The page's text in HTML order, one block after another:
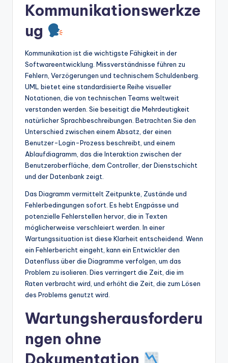
Kommunikationswerkze
ug
Kommunikation ist die wichtigste Fähigkeit in der
Softwareentwicklung. Missverständnisse führen zu
Fehlern, Verzögerungen und technischem Schuldenberg.
UML bietet eine standardisierte Reihe visueller
Notationen, die von technischen Teams weltweit
verstanden werden. Sie beseitigt die Mehrdeutigkeit
natürlicher Sprachbeschreibungen. Betrachten Sie den
Unterschied zwischen einem Absatz, der einen
Benutzer-Login-Prozess beschreibt, und einem
Ablaufdiagramm, das die Interaktion zwischen der
Benutzeroberfläche, dem Controller, der Dienstschicht
und der Datenbank zeigt.
Das Diagramm vermittelt Zeitpunkte, Zustände und
Fehlerbedingungen sofort. Es hebt Engpässe und
potenzielle Fehlerstellen hervor, die in Texten
möglicherweise verschleiert werden. In einer
Wartungssituation ist diese Klarheit entscheidend. Wenn
ein Fehlerbericht eingeht, kann ein Entwickler den
Datenfluss über die Diagramme verfolgen, um das
Problem zu isolieren. Dies verringert die Zeit, die im
Raten verbracht wird, und erhöht die Zeit, die zum Lösen
des Problems genutzt wird.
Wartungsherausforderu
ngen ohne
Dokumentation